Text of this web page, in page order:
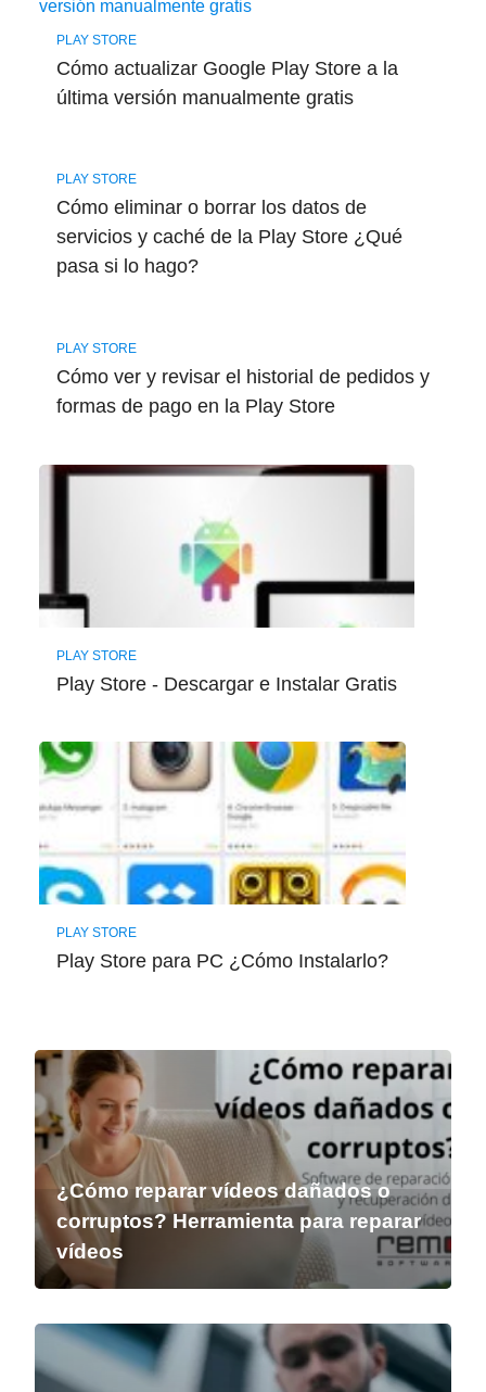
PLAY STORE
Cómo actualizar Google Play Store a la
última versión manualmente gratis
PLAY STORE
Cómo eliminar o borrar los datos de
servicios y caché de la Play Store ¿Qué
pasa si lo hago?
PLAY STORE
Cómo ver y revisar el historial de pedidos y
formas de pago en la Play Store
PLAY STORE
Play Store - Descargar e Instalar Gratis
PLAY STORE
Play Store para PC ¿Cómo Instalarlo?
¿Cómo reparar vídeos dañados o
corruptos? Herramienta para reparar
vídeos